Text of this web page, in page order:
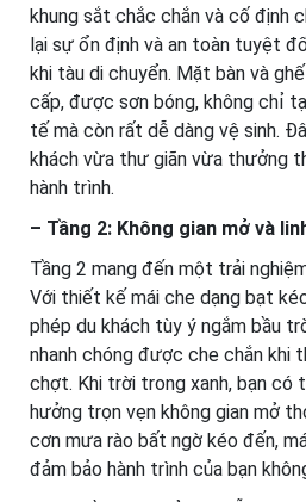
khung sắt chắc chắn và cố định
lại sự ổn định và an toàn tuyệt
khi tàu di chuyển. Mặt bàn và
cấp, được sơn bóng, không chỉ
tế mà còn rất dễ dàng vệ sinh.
khách vừa thư giãn vừa thưởng
hành trình.
– Tầng 2: Không gian mở và
Tầng 2 mang đến một trải
Với thiết kế mái che dạng bạt
phép du khách tùy ý ngắm bầu
nhanh chóng được che chắn
chợt. Khi trời trong xanh, bạn có
hưởng trọn vẹn không gian mở
cơn mưa rào bất ngờ kéo đến,
đảm bảo hành trình của bạn